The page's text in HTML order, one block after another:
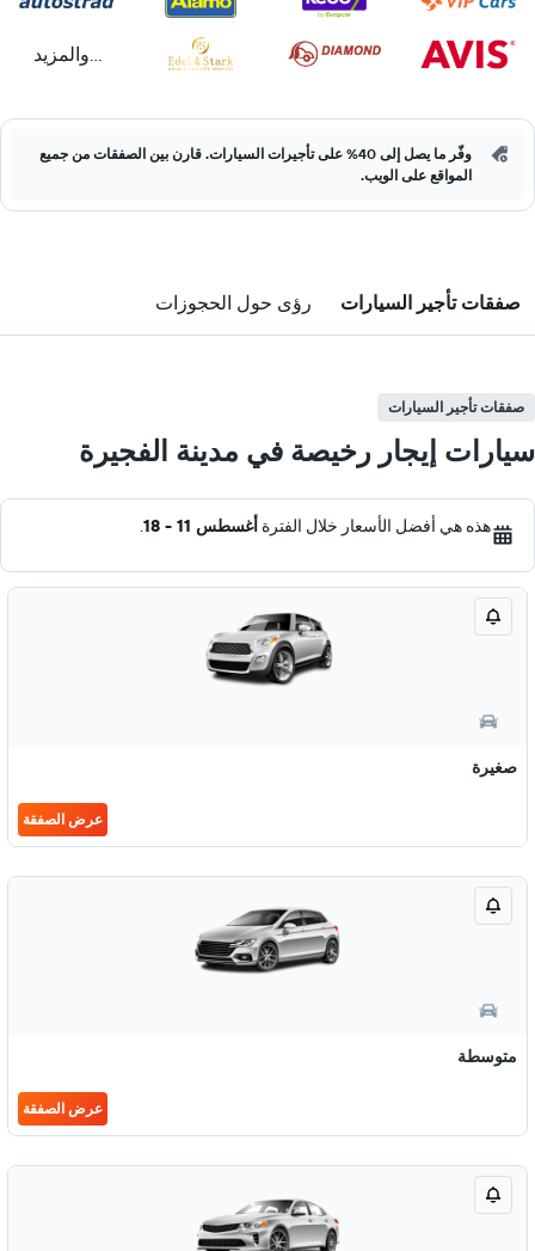
...والمزيد
وفّر ما يصل إلى 40% على تأجيرات السيارات. قارن بين الصفقات من جميع
المواقع على الويب.
صفقات تأجير السيارات رؤى حول الحجوزات
صفقات تأجير السيارات
سيارات إيجار رخيصة في مدينة الفجيرة
هذه هي أفضل الأسعار خلال الفترة أغسطس 11 - 18 .
صغيرة
عرض الصفقة
متوسطة
عرض الصفقة